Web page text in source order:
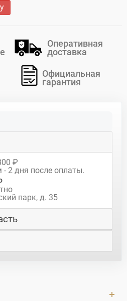
Оперативная
доставка
Официальная
гарантия
₽
2 дня после оплаты.
парк, д. 35